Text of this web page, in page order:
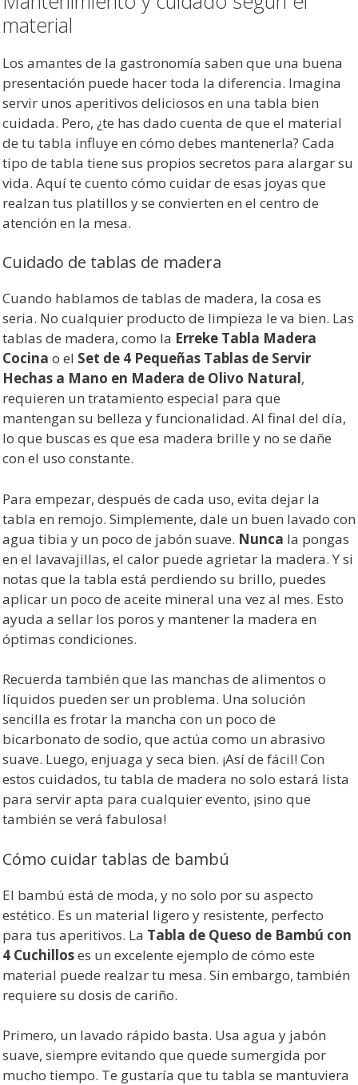
material
Los amantes de la gastronomía saben que una buena
presentación puede hacer toda la diferencia. Imagina
servir unos aperitivos deliciosos en una tabla bien
cuidada. Pero, ¿te has dado cuenta de que el material
de tu tabla influye en cómo debes mantenerla? Cada
tipo de tabla tiene sus propios secretos para alargar su
vida. Aquí te cuento cómo cuidar de esas joyas que
realzan tus platillos y se convierten en el centro de
atención en la mesa.
Cuidado de tablas de madera
Cuando hablamos de tablas de madera, la cosa es
seria. No cualquier producto de limpieza le va bien. Las
tablas de madera, como la Erreke Tabla Madera
Cocina o el Set de 4 Pequeñas Tablas de Servir
Hechas a Mano en Madera de Olivo Natural,
requieren un tratamiento especial para que
mantengan su belleza y funcionalidad. Al final del día,
lo que buscas es que esa madera brille y no se dañe
con el uso constante.
Para empezar, después de cada uso, evita dejar la
tabla en remojo. Simplemente, dale un buen lavado con
agua tibia y un poco de jabón suave. Nunca la pongas
en el lavavajillas, el calor puede agrietar la madera. Y si
notas que la tabla está perdiendo su brillo, puedes
aplicar un poco de aceite mineral una vez al mes. Esto
ayuda a sellar los poros y mantener la madera en
óptimas condiciones.
Recuerda también que las manchas de alimentos o
líquidos pueden ser un problema. Una solución
sencilla es frotar la mancha con un poco de
bicarbonato de sodio, que actúa como un abrasivo
suave. Luego, enjuaga y seca bien. ¡Así de fácil! Con
estos cuidados, tu tabla de madera no solo estará lista
para servir apta para cualquier evento, ¡sino que
también se verá fabulosa!
Cómo cuidar tablas de bambú
El bambú está de moda, y no solo por su aspecto
estético. Es un material ligero y resistente, perfecto
para tus aperitivos. La Tabla de Queso de Bambú con
4 Cuchilloses un excelente ejemplo de cómo este
material puede realzar tu mesa. Sin embargo, también
requiere su dosis de cariño.
Primero, un lavado rápido basta. Usa agua y jabón
suave, siempre evitando que quede sumergida por
mucho tiempo. Te gustaría que tu tabla se mantuviera